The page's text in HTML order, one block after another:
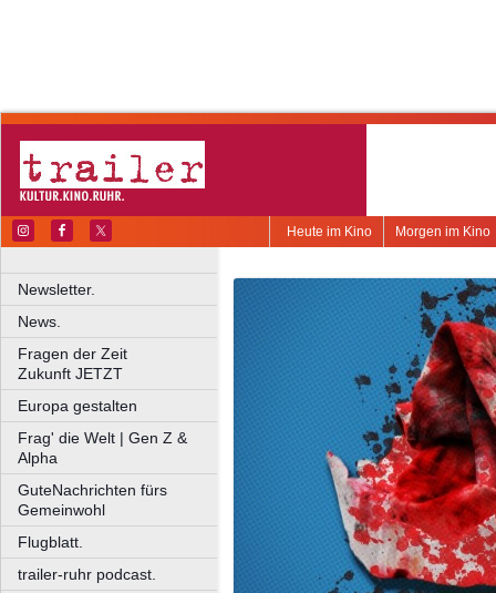
Morgen im Kino
Heute im Kino
Newsletter.
News.
Fragen der Zeit
Zukunft JETZT
Europa gestalten
Frag' die Welt | Gen Z &
Alpha
GuteNachrichten fürs
Gemeinwohl
Flugblatt.
trailer-ruhr podcast.